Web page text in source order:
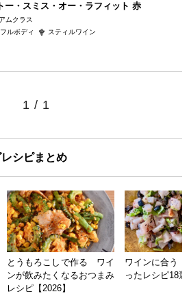
ー・スミス・オー・ラフィット 赤
ムクラス
ルボディ
スティルワイン
1 / 1
シピまとめ
とうもろこしで作る ワイ
ンが飲みたくなるおつまみ
レシピ【2026】
ワインに合う
ったレシピ18